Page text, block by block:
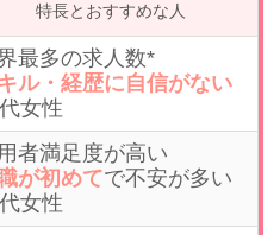
特長とおすすめな人
最多の求人数*
ル・経歴に自信がない
女性
者満足度が高い
が初めてで不安が多い
女性